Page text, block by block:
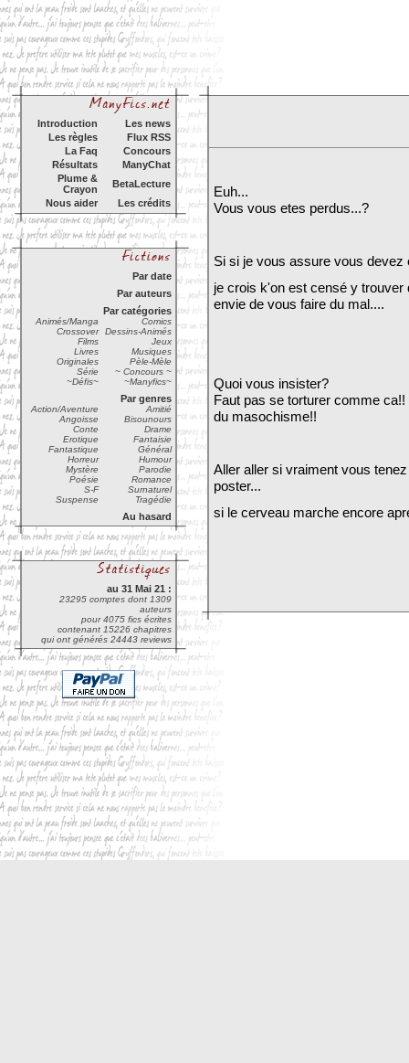
Introduction
Les news
Les règles
Flux RSS
La Faq
Concours
Résultats
ManyChat
Plume &
Crayon
BetaLecture
Nous aider
Les crédits
Par date
Par auteurs
Par catégories
Animés/Manga
Comics
Crossover
Dessins-Animés
Films
Jeux
Livres
Musiques
Originales
Pèle-Mèle
Série
~ Concours ~
~Défis~
~Manyfics~
Par genres
Action/Aventure
Amitié
Angoisse
Bisounours
Conte
Drame
Erotique
Fantaisie
Fantastique
Général
Horreur
Humour
Mystère
Parodie
Poésie
Romance
S-F
Surnaturel
Suspense
Tragédie
Au hasard
au 31 Mai 21 :
23295 comptes dont 1309
auteurs
pour 4075 fics écrites
contenant 15226 chapitres
qui ont générés 24443 reviews
Euh...
Vous vous etes perdus...?
Si si je vous assure vous devez
je crois k'on est censé y
envie de vous faire du mal....
Quoi vous insister?
Faut pas se torturer comme
du masochisme!!
Aller aller si vraiment vous
poster...
si le cerveau marche encore